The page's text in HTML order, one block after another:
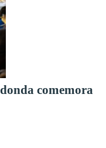
comemora